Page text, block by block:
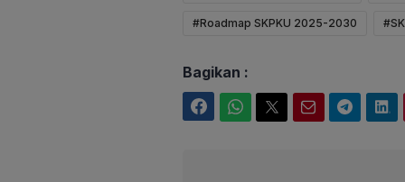
#Roadmap SKPKU 2025-2030
Bagikan :